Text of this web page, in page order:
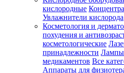
Зарегистрироваться
Зачем
кислородные
Увлажнители кислорода
Косметология и
похудения и
косметологические
принадлежности
медикаментов Все
Аппараты для